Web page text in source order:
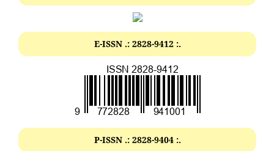
E-ISSN .: 2828-9412 :.
P-ISSN .: 2828-9404 :.